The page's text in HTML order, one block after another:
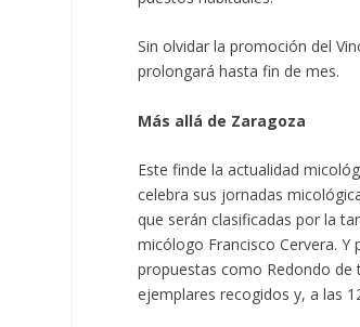
Sin olvidar la promoción del
prolongará hasta fin de mes.
Más allá de Zaragoza
Este finde la actualidad
celebra sus jornadas
que serán clasificadas por la
micólogo Francisco Cervera.
propuestas como Redondo de
ejemplares recogidos y, a las